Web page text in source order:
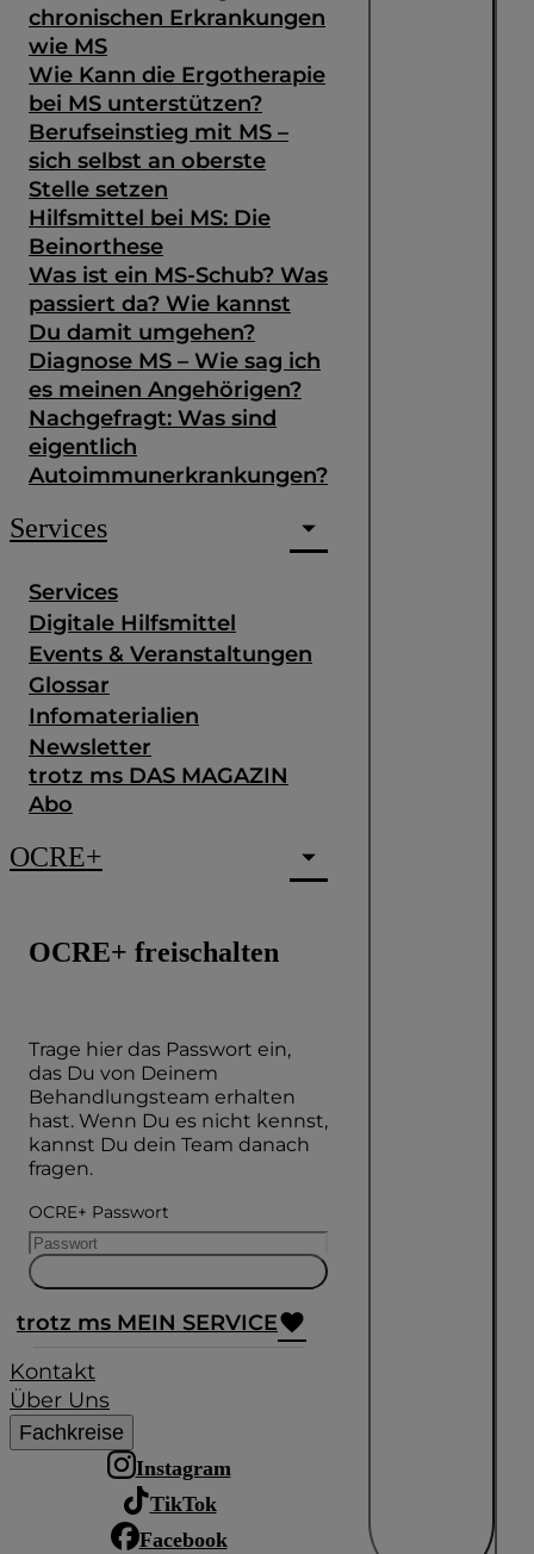
chronischen Erkrankungen
wie MS
Wie Kann die Ergotherapie
bei MS unterstützen?
Berufseinstieg mit MS –
sich selbst an oberste
Stelle setzen
Hilfsmittel bei MS: Die
Beinorthese
Was ist ein MS-Schub? Was
passiert da? Wie kannst
Du damit umgehen?
Diagnose MS – Wie sag ich
es meinen Angehörigen?
Nachgefragt: Was sind
eigentlich
Autoimmunerkrankungen?
Services
Services
Digitale Hilfsmittel
Events & Veranstaltungen
Glossar
Infomaterialien
Newsletter
trotz ms DAS MAGAZIN
Abo
OCRE+
OCRE+ freischalten
Trage hier das Passwort ein,
das Du von Deinem
Behandlungsteam erhalten
hast. Wenn Du es nicht kennst,
kannst Du dein Team danach
fragen.
OCRE+ Passwort
trotz ms MEIN SERVICE
Kontakt
Über Uns
Fachkreise
Instagram
TikTok
Facebook